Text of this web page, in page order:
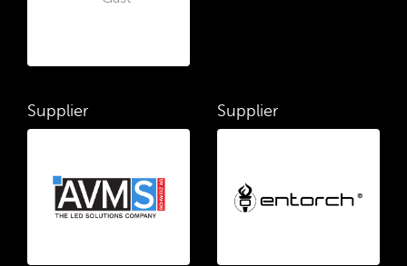
Supplier Supplier